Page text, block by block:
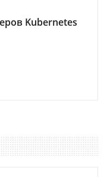
Kubernetes